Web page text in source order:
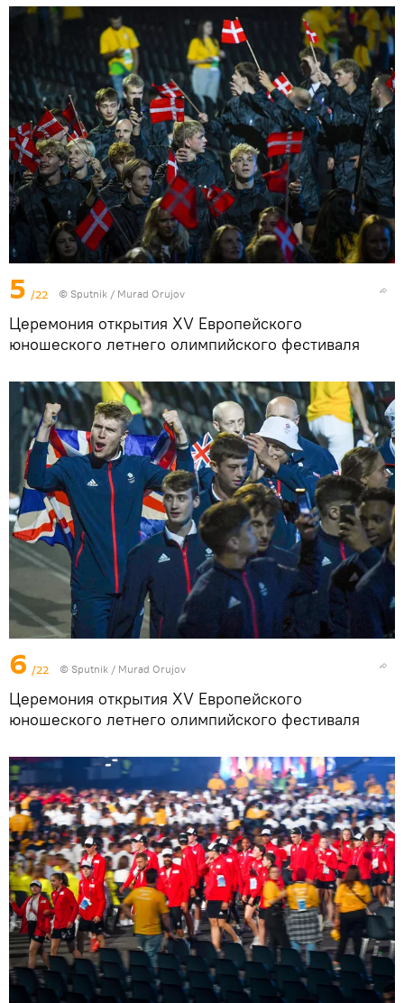
5 /22 © Sputnik / Murad Orujov
Церемония открытия XV Европейского
юношеского летнего олимпийского фестиваля
6 /22 © Sputnik / Murad Orujov
Церемония открытия XV Европейского
юношеского летнего олимпийского фестиваля